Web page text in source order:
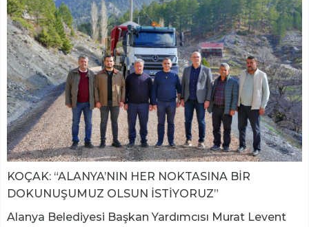
KOÇAK: “ALANYA’NIN HER NOKTASINA BİR
DOKUNUŞUMUZ OLSUN İSTİYORUZ”
Alanya Belediyesi Başkan Yardımcısı Murat Levent